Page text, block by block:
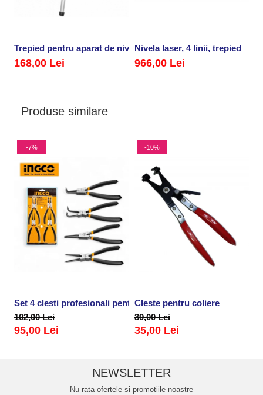
Trepied pentru aparat de nivel cu laser
168,00 Lei
Nivela laser, 4 linii, trepied
966,00 Lei
Produse similare
-7%
Set 4 clesti profesionali pentru sigurante, inele
102,00 Lei
95,00 Lei
-10%
Cleste pentru coliere
39,00 Lei
35,00 Lei
NEWSLETTER
Nu rata ofertele si promotiile noastre